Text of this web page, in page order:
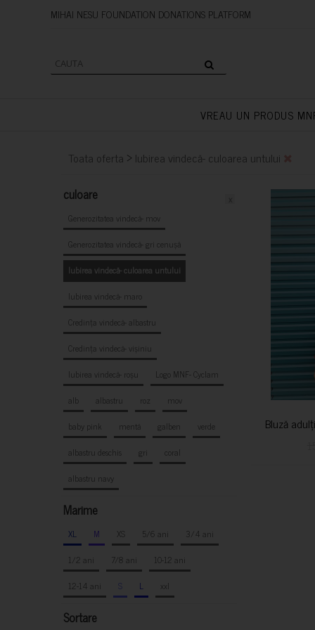
MIHAI NESU FOUNDATION
VREAU UN PRODUS
Toata oferta > Iubirea vindecă- culoarea untului
culoare
Generozitatea vindecă- mov
Generozitatea vindecă- gri cenușă
Iubirea vindecă- culoarea untului
Iubirea vindecă- maro
Credința vindecă- albastru
Credința vindecă- vișiniu
Iubirea vindecă- roșu
Logo MNF- Cyclam
alb
albastru roz
mov
baby pink
mentă galben
verde
albastru deschis
gri
coral
albastru navy
Marime
XL M XS 5/6 ani
3/4 ani
1/2 ani
7/8 ani
10-12 ani
12-14 ani
S L xxl
Sortare
Bluză